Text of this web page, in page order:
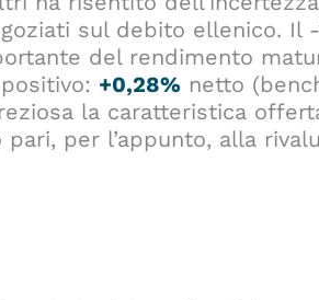
sul debito ellenico. Il -
del rendimento
+0,28% netto
la caratteristica
per l’appunto, alla